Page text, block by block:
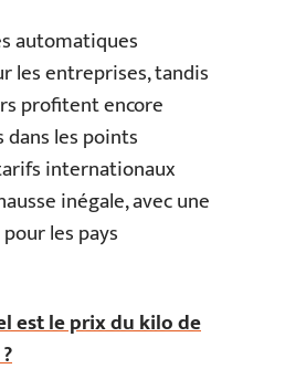
automatiques
les entreprises, tandis
profitent encore
dans les points
internationaux
inégale, avec une
les pays
est le prix du kilo de